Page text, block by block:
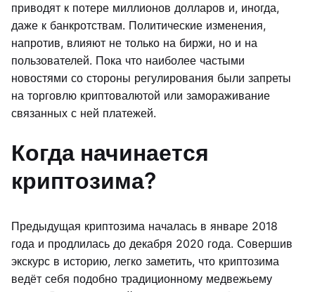
приводят к потере миллионов долларов и, иногда,
даже к банкротствам. Политические изменения,
напротив, влияют не только на биржи, но и на
пользователей. Пока что наиболее частыми
новостями со стороны регулирования были запреты
на торговлю криптовалютой или замораживание
связанных с ней платежей.
Когда начинается
криптозима?
Предыдущая криптозима началась в январе 2018
года и продлилась до декабря 2020 года. Совершив
экскурс в историю, легко заметить, что криптозима
ведёт себя подобно традиционному медвежьему